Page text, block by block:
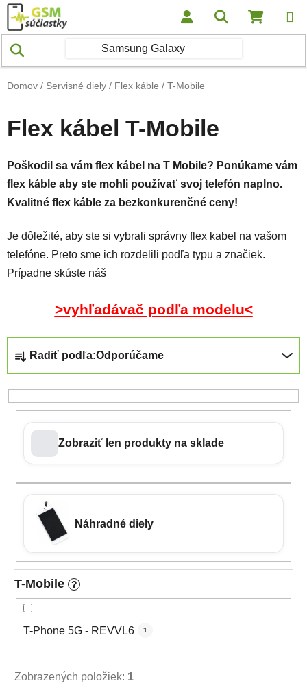
Prejsť na obsah Hľadať
Domov / Servisné diely / Flex káble / T-Mobile
Flex kábel T-Mobile
Poškodil sa vám flex kábel na T Mobile? Ponúkame vám
flex káble aby ste mohli používať svoj telefón naplno.
Kvalitné flex káble za bezkonkurenčné ceny!
Je dôležité, aby ste si vybrali správny flex kabel na vašom
telefóne. Preto sme ich rozdelili podľa typu a značiek.
Prípadne skúste náš
>vyhľadávač podľa modelu<
Radiť podľa:Odporúčame
Zobraziť len produkty na sklade
Náhradné diely
T-Mobile ?
T-Phone 5G - REVVL6 1
Zobrazených položiek: 1